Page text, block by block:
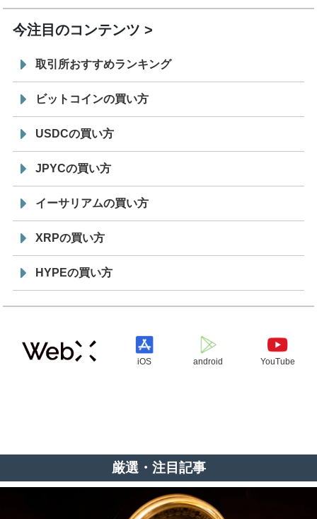
今注目のコンテンツ
取引所おすすめランキング
ビットコインの買い方
USDCの買い方
JPYCの買い方
イーサリアムの買い方
XRPの買い方
HYPEの買い方
iOS android YouTube
厳選・注目記事